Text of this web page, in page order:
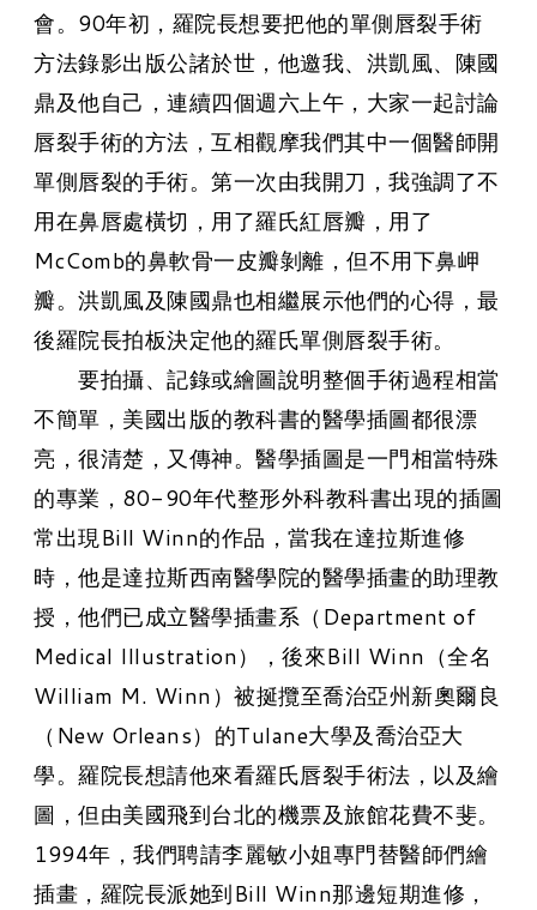
會。90年初，羅院長想要把他的單側唇裂手術
方法錄影出版公諸於世，他邀我、洪凱風、陳國
鼎及他自己，連續四個週六上午，大家一起討論
唇裂手術的方法，互相觀摩我們其中一個醫師開
單側唇裂的手術。第一次由我開刀，我強調了不
用在鼻唇處橫切，用了羅氏紅唇瓣，用了
McComb的鼻軟骨一皮瓣剝離，但不用下鼻岬
瓣。洪凱風及陳國鼎也相繼展示他們的心得，最
後羅院長拍板決定他的羅氏單側唇裂手術。
要拍攝、記錄或繪圖說明整個手術過程相當
不簡單，美國出版的教科書的醫學插圖都很漂
亮，很清楚，又傳神。醫學插圖是一門相當特殊
的專業，80-90年代整形外科教科書出現的插圖
常出現Bill Winn的作品，當我在達拉斯進修
時，他是達拉斯西南醫學院的醫學插畫的助理教
授，他們已成立醫學插畫系（Department of
Medical Illustration），後來Bill Winn（全名
William M. Winn）被挻攬至喬治亞州新奧爾良
（New Orleans）的Tulane大學及喬治亞大
學。羅院長想請他來看羅氏唇裂手術法，以及繪
圖，但由美國飛到台北的機票及旅館花費不斐。
1994年，我們聘請李麗敏小姐專門替醫師們繪
插畫，羅院長派她到Bill Winn那邊短期進修，